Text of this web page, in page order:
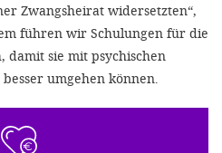
Zwangsheirat widersetzten“,
führen wir Schulungen für die
sie mit psychischen
umgehen können.